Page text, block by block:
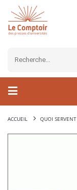
ACCUEIL QUOI SERVENT